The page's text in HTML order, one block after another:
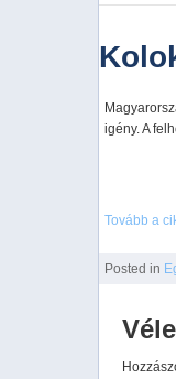
igény. A
Tovább a
Posted in